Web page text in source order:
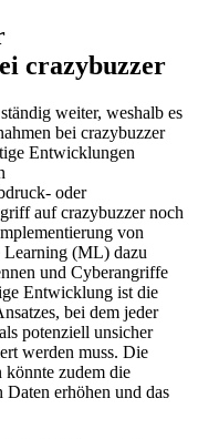
crazybuzzer
weiter, weshalb es
bei crazybuzzer
Entwicklungen
oder
auf crazybuzzer noch
von
(ML) dazu
und Cyberangriffe
Entwicklung ist die
bei dem jeder
potenziell unsicher
werden muss. Die
zudem die
erhöhen und das